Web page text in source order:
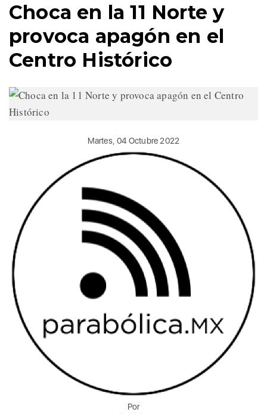
Choca en la 11 Norte y
provoca apagón en el
Centro Histórico
Martes, 04 Octubre 2022
Por